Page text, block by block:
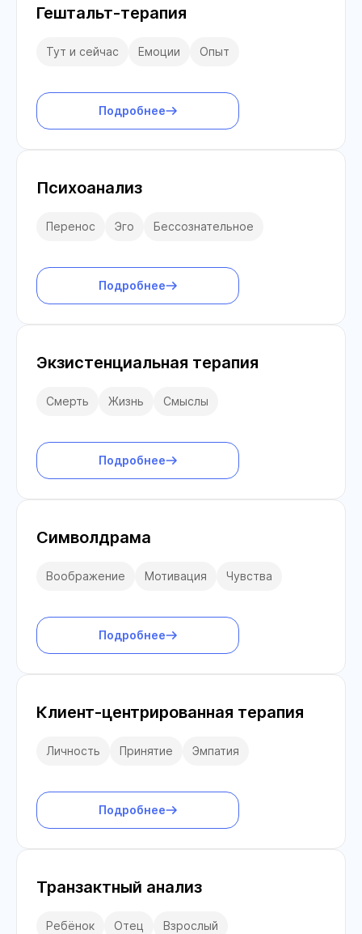
Гештальт-терапия
Тут и сейчас Емоции Опыт
Подробнее
Психоанализ
Перенос Эго Бессознательное
Подробнее
Экзистенциальная терапия
Смерть Жизнь Смыслы
Подробнее
Символдрама
Воображение Мотивация Чувства
Подробнее
Клиент-центрированная терапия
Личность Принятие Эмпатия
Подробнее
Транзактный анализ
Ребёнок Отец Взрослый